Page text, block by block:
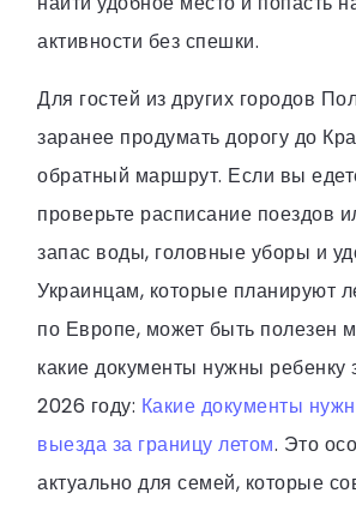
активности без спешки.
Для гостей из других городов
заранее продумать дорогу до
обратный маршрут. Если вы
проверьте расписание поездов
запас воды, головные уборы и
Украинцам, которые планируют
по Европе, может быть полезен
какие документы нужны ребенку
2026 году: Какие документы
выезда за границу летом. Это
актуально для семей, которые